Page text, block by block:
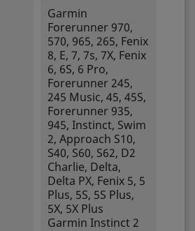
Garmin
Forerunner 970,
570, 965, 265, Fenix
8, E, 7, 7s, 7X, Fenix
6, 6S, 6 Pro,
Forerunner 245,
245 Music, 45, 45S,
Forerunner 935,
945, Instinct, Swim
2, Approach S10,
S40, S60, S62, D2
Charlie, Delta,
Delta PX, Fenix 5, 5
Plus, 5S, 5S Plus,
5X, 5X Plus
Garmin Instinct 2